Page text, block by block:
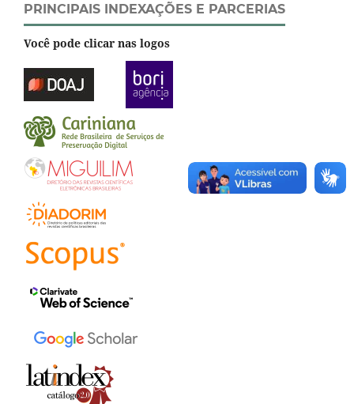
PRINCIPAIS INDEXAÇÕES E PARCERIAS
Você pode clicar nas logos